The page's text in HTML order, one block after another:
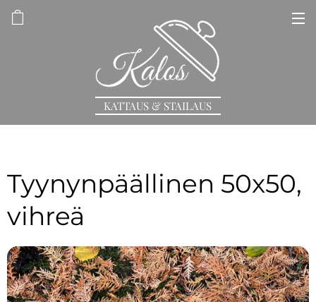
KATTAUS & STAILAUS
Tyynynpäällinen 50x50,
vihreä